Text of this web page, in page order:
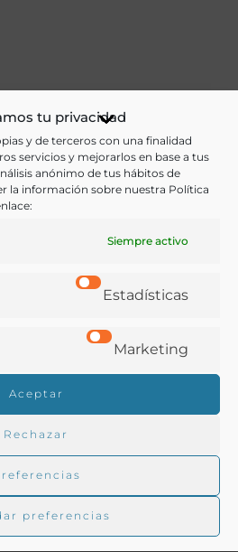
tu privacidad
y de terceros con una finalidad
servicios y mejorarlos en base a tus
anónimo de tus hábitos de
la información sobre nuestra Política
Siempre activo
Estadísticas
Marketing
Aceptar
Rechazar
preferencias
materias:
y nutrición,Enseñanza,
Medicina
palabras clave:
COMPARTIR
la biblioteca
de Ahumada